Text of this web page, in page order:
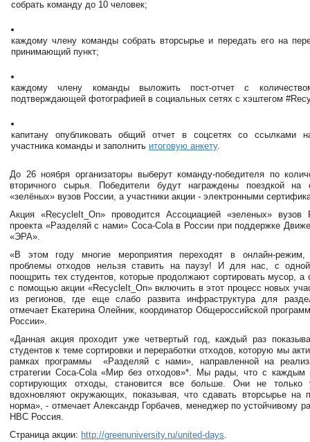
собрать команду до 10 человек;
каждому члену команды собрать вторсырье и передать его на
принимающий пункт;
каждому члену команды выложить пост-отчет с
подтверждающей фотографией в социальных сетях с хэштегом
капитану опубликовать общий отчет в соцсетях со ссылками
участника команды и заполнить итоговую анкету.
До 26 ноября организаторы выберут команду-победителя по
вторичного сырья. Победители будут награждены поездкой на
«зелёных» вузов России, а участники акции - электронными
Акция «RecycleIt_On» проводится Ассоциацией «зеленых»
проекта «Разделяй с нами» Coca-Cola в России при поддержке
«ЭРА».
«В этом году многие мероприятия переходят в онлайн-режим,
проблемы отходов нельзя ставить на паузу! И для нас, с
поощрить тех студентов, которые продолжают сортировать мусор, а
с помощью акции «RecycleIt_On» включить в этот процесс новых
из регионов, где еще слабо развита инфраструктура для
отмечает Екатерина Олейник, координатор Общероссийской
России».
«Данная акция проходит уже четвертый год, каждый раз
студентов к теме сортировки и переработки отходов, которую мы
рамках программы «Разделяй с нами», направленной на
стратегии Coca-Cola «Мир без отходов»*. Мы рады, что с каждым
сортирующих отходы, становится все больше. Они не только
вдохновляют окружающих, показывая, что сдавать вторсырье на
норма», - отмечает Александр Горбачев, менеджер по устойчивому
HBC Россия.
Страница акции: http://greenuniversity.ru/united-days.